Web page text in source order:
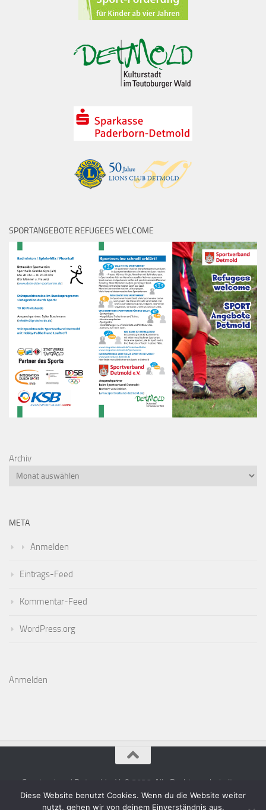
SPORTANGEBOTE REFUGEES WELCOME
Archiv
META
Anmelden
Eintrags-Feed
Kommentar-Feed
WordPress.org
Anmelden
Sportverband Detmold e.V. © 2026. Alle Rechte vorbehalten.
Diese Website benutzt Cookies. Wenn du die Website weiter
nutzt, gehen wir von deinem Einverständnis aus.